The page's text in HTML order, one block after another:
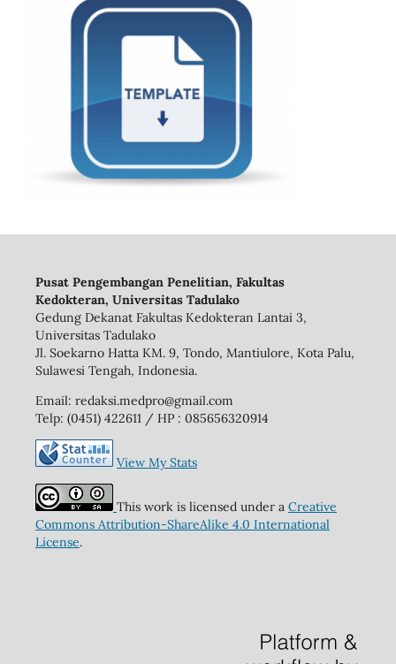
Pusat Pengembangan Penelitian, Fakultas
Kedokteran, Universitas Tadulako
Gedung Dekanat Fakultas Kedokteran Lantai 3,
Universitas Tadulako
Jl. Soekarno Hatta KM. 9, Tondo, Mantiulore, Kota Palu,
Sulawesi Tengah, Indonesia.
Email: redaksi.medpro@gmail.com
Telp: (0451) 422611 / HP : 085656320914
View My Stats
This work is licensed under a Creative
Commons Attribution-ShareAlike 4.0 International
License.